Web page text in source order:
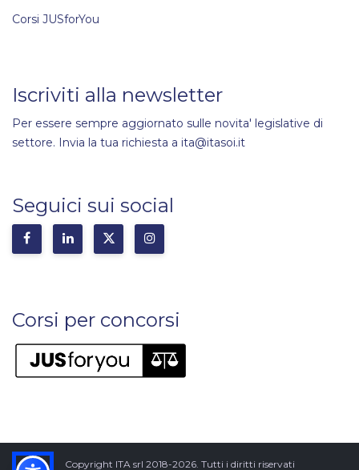
Corsi JUSforYou
Iscriviti alla newsletter
Per essere sempre aggiornato sulle novita' legislative di
settore. Invia la tua richiesta a ita@itasoi.it
Seguici sui social
Corsi per concorsi
Copyright ITA srl 2018-2026. Tutti i diritti riservati